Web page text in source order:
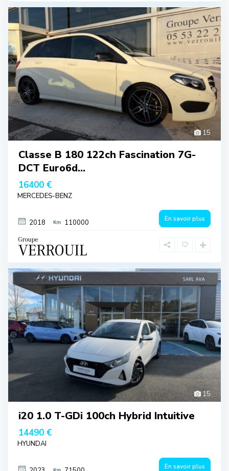
15
Classe B 180 122ch Fascination 7G-
DCT Euro6d...
16400 €
MERCEDES-BENZ
2018 110000 En savoir plus
15
i20 1.0 T-GDi 100ch Hybrid Intuitive
14490 €
HYUNDAI
En savoir plus